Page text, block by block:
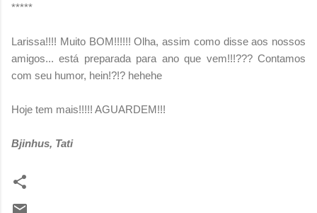
*****
Larissa!!!! Muito BOM!!!!!! Olha, assim como disse aos nossos
amigos... está preparada para ano que vem!!!??? Contamos
com seu humor, hein!?!? hehehe
Hoje tem mais!!!!! AGUARDEM!!!
Bjinhus, Tati